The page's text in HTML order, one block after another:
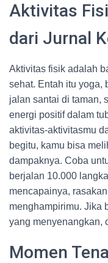
Aktivitas
dari Jurnal
Aktivitas fisik adalah
sehat. Entah itu yoga,
jalan santai di taman,
energi positif dalam
aktivitas-aktivitasmu
begitu, kamu bisa
dampaknya. Coba
berjalan 10.000
mencapainya,
menghampirimu. Jika
yang menyenangkan,
Momen